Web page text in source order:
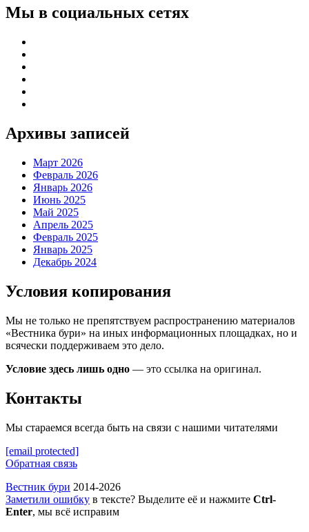
Мы в социальных сетях
Архивы записей
Март 2026
Февраль 2026
Январь 2026
Июнь 2025
Май 2025
Апрель 2025
Февраль 2025
Январь 2025
Декабрь 2024
Условия копирования
Мы не только не препятствуем распространению материалов
«Вестника бури» на иных информационных площадках, но и
всячески поддерживаем это дело.
Условие здесь лишь одно — это ссылка на оригинал.
Контакты
Мы стараемся всегда быть на связи с нашими читателями
[email protected]
Обратная связь
Вестник бури 2014-2026
Заметили ошибку в тексте? Выделите её и нажмите Ctrl-
Enter, мы всё исправим